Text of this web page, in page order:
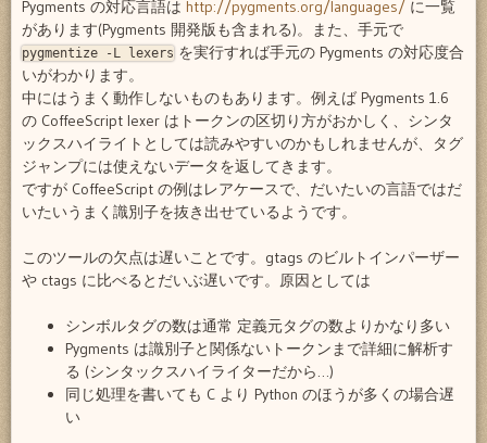
Pygments の対応言語は http://pygments.org/languages/ に一覧
があります(Pygments 開発版も含まれる)。また、手元で
pygmentize -L lexersを実行すれば手元の Pygments の対応度合
いがわかります。
中にはうまく動作しないものもあります。例えば Pygments 1.6
の CoffeeScript lexer はトークンの区切り方がおかしく、シンタ
ックスハイライトとしては読みやすいのかもしれませんが、タグ
ジャンプには使えないデータを返してきます。
ですが CoffeeScript の例はレアケースで、だいたいの言語ではだ
いたいうまく識別子を抜き出せているようです。
このツールの欠点は遅いことです。gtags のビルトインパーザー
や ctags に比べるとだいぶ遅いです。原因としては
シンボルタグの数は通常 定義元タグの数よりかなり多い
Pygments は識別子と関係ないトークンまで詳細に解析す
る (シンタックスハイライターだから…)
同じ処理を書いても C より Python のほうが多くの場合遅
い